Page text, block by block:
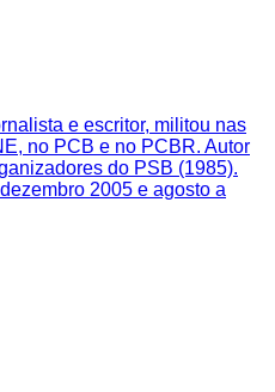
e escritor, militou nas
no PCB e no PCBR. Autor
do PSB (1985).
2005 e agosto a